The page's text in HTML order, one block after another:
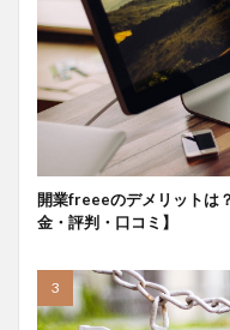
開業freeeのデメリットは
金・評判・口コミ】